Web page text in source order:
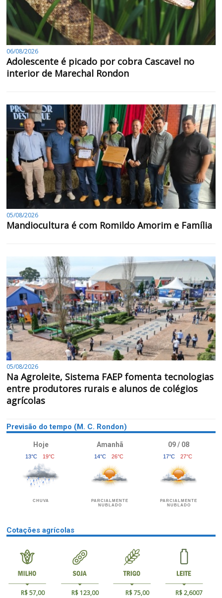
06/08/2026
Adolescente é picado por cobra Cascavel no
interior de Marechal Rondon
05/08/2026
Mandiocultura é com Romildo Amorim e Família
05/08/2026
Na Agroleite, Sistema FAEP fomenta tecnologias
entre produtores rurais e alunos de colégios
agrícolas
Previsão do tempo (M. C. Rondon)
Hoje
13°C 19°C
CHUVA
Amanhã
14°C 26°C
PARCIALMENTE
NUBLADO
09 / 08
17°C 27°C
PARCIALMENTE
NUBLADO
Cotações agrícolas
R$ 57,00 R$ 123,00 R$ 75,00 R$ 2,6007